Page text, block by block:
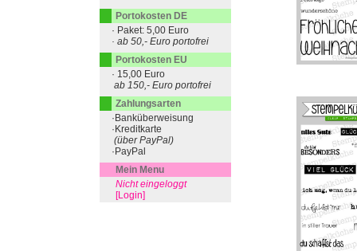
Portokosten DE
· Paket: 5,00 Euro
· ab 50,- Euro portofrei
Portokosten EU
· 15,00 Euro
ab 150,- Euro portofrei
Zahlungsarten
·Banküberweisung
·Kreditkarte
(über PayPal)
·PayPal
Mein Menu
Nicht eingeloggt
[Login]